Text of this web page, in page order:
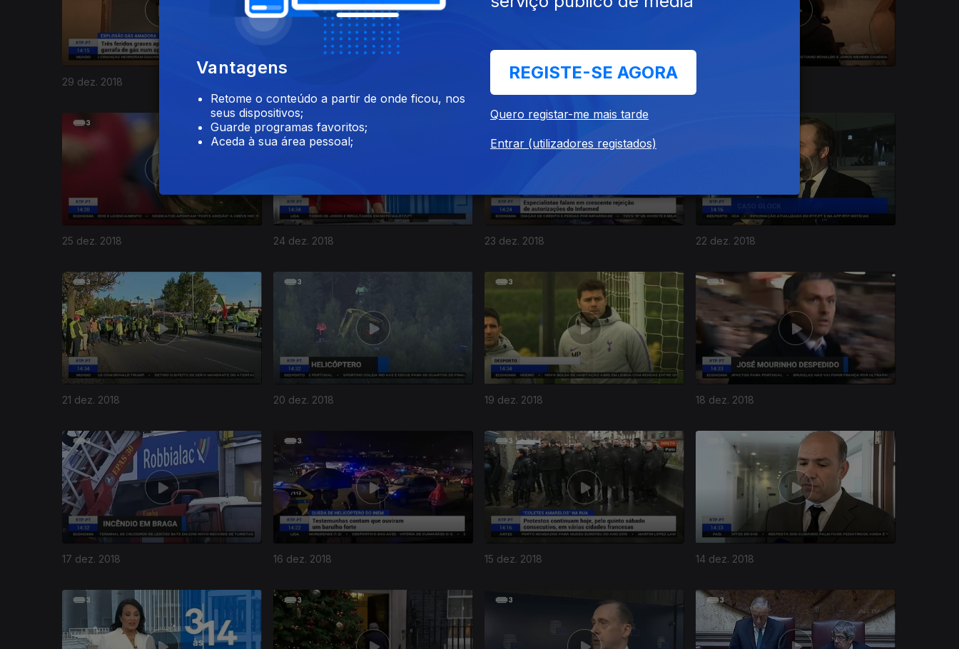
29 dez. 2018 27 dez. 2018
25 dez. 2018 24 dez. 2018 23 dez. 2018 22 dez. 2018
381219
21 dez. 2018 20 dez. 2018 19 dez. 2018 18 dez. 2018
17 dez. 2018 16 dez. 2018 15 dez. 2018 14 dez. 2018
378895
Vantagens
Retome o conteúdo a partir de onde ficou, nos
seus dispositivos;
Guarde programas favoritos;
Aceda à sua área pessoal;
REGISTE-SE AGORA
Quero registar-me mais tarde
Entrar (utilizadores registados)